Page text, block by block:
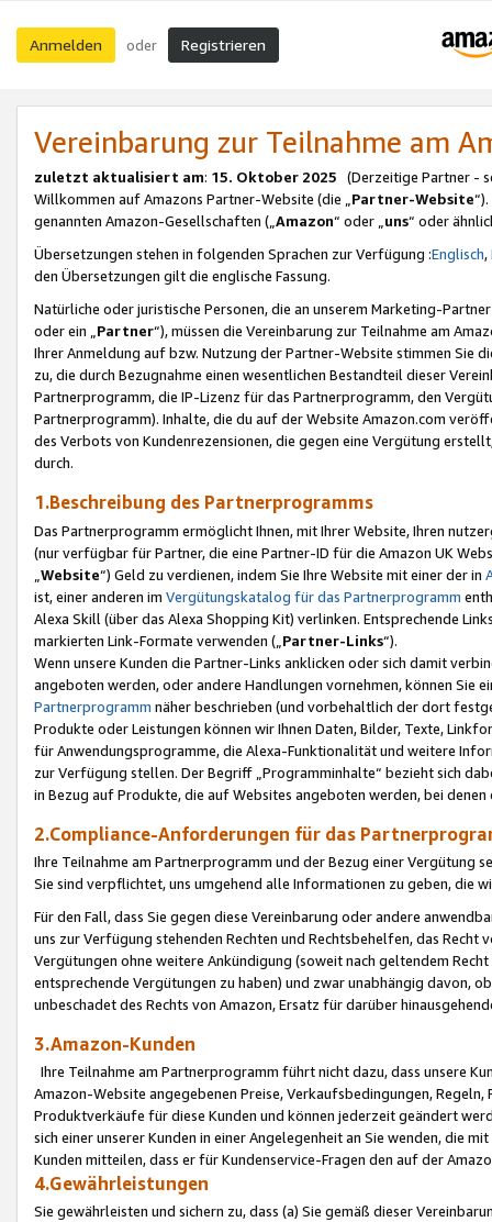
Anmelden oder Registrieren
Vereinbarung zur Teilnahme am
zuletzt aktualisiert am: 15. Oktober 2025 (Derzeitige Partner -
Willkommen auf Amazons Partner-Website (die „Partner-Website
genannten Amazon-Gesellschaften („Amazon“ oder „uns“ oder
Übersetzungen stehen in folgenden Sprachen zur Verfügung :Englisch,
den Übersetzungen gilt die englische Fassung.
Natürliche oder juristische Personen, die an unserem Marketing-
oder ein „Partner“), müssen die Vereinbarung zur Teilnahme am
Ihrer Anmeldung auf bzw. Nutzung der Partner-Website stimmen Sie
zu, die durch Bezugnahme einen wesentlichen Bestandteil dieser
Partnerprogramm, die IP-Lizenz für das Partnerprogramm, den
Partnerprogramm). Inhalte, die du auf der Website Amazon.com
des Verbots von Kundenrezensionen, die gegen eine Vergütung
durch.
1.Beschreibung des Partnerprogramms
Das Partnerprogramm ermöglicht Ihnen, mit Ihrer Website, Ihren
(nur verfügbar für Partner, die eine Partner-ID für die Amazon UK
Website“) Geld zu verdienen, indem Sie Ihre Website mit einer der in
ist, einer anderen im Vergütungskatalog für das Partnerprogramm
Alexa Skill (über das Alexa Shopping Kit) verlinken. Entsprechende
markierten Link-Formate verwenden („ Partner-Links“).
Wenn unsere Kunden die Partner-Links anklicken oder sich damit
angeboten werden, oder andere Handlungen vornehmen, können Sie
Partnerprogramm näher beschrieben (und vorbehaltlich der dort
Produkte oder Leistungen können wir Ihnen Daten, Bilder, Texte,
für Anwendungsprogramme, die Alexa-Funktionalität und weitere
zur Verfügung stellen. Der Begriff „Programminhalte“ bezieht sich
in Bezug auf Produkte, die auf Websites angeboten werden, bei
2.Compliance-Anforderungen für das
Ihre Teilnahme am Partnerprogramm und der Bezug einer Vergütung
Sie sind verpflichtet, uns umgehend alle Informationen zu geben, die
Für den Fall, dass Sie gegen diese Vereinbarung oder andere
uns zur Verfügung stehenden Rechten und Rechtsbehelfen, das
Vergütungen ohne weitere Ankündigung (soweit nach geltendem
entsprechende Vergütungen zu haben) und zwar unabhängig davon,
unbeschadet des Rechts von Amazon, Ersatz für darüber
3.Amazon-Kunden
Ihre Teilnahme am Partnerprogramm führt nicht dazu, dass unsere
Amazon-Website angegebenen Preise, Verkaufsbedingungen,
Produktverkäufe für diese Kunden und können jederzeit geändert
sich einer unserer Kunden in einer Angelegenheit an Sie wenden, die
Kunden mitteilen, dass er für Kundenservice-Fragen den auf der
4.Gewährleistungen
Sie gewährleisten und sichern zu, dass (a) Sie gemäß dieser